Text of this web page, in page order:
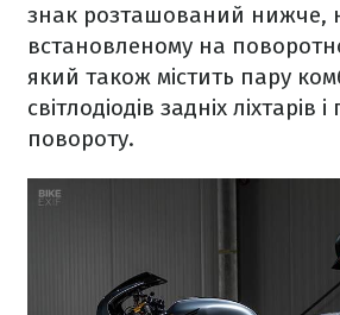
знак розташований нижче,
встановленому на
який також містить пару
світлодіодів задніх ліхтарів
повороту.